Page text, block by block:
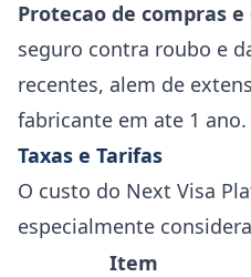
Protecao de compras
seguro contra roubo e
recentes, alem de
fabricante em ate 1 ano.
Taxas e Tarifas
O custo do Next Visa
especialmente
Item